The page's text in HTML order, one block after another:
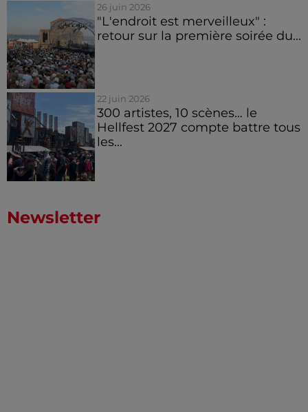
26 juin 2026
"L'endroit est merveilleux" :
retour sur la première soirée du...
22 juin 2026
300 artistes, 10 scènes… le
Hellfest 2027 compte battre tous
les...
Newsletter